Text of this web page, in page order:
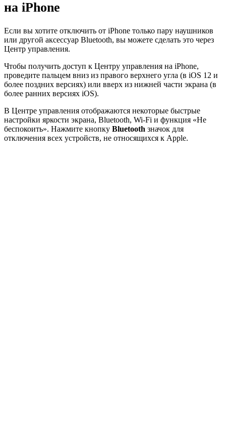
на iPhone
Если вы хотите отключить от iPhone только пару наушников
или другой аксессуар Bluetooth, вы можете сделать это через
Центр управления.
Чтобы получить доступ к Центру управления на iPhone,
проведите пальцем вниз из правого верхнего угла (в iOS 12 и
более поздних версиях) или вверх из нижней части экрана (в
более ранних версиях iOS).
В Центре управления отображаются некоторые быстрые
настройки яркости экрана, Bluetooth, Wi-Fi и функция «Не
беспокоить». Нажмите кнопку Bluetooth значок для
отключения всех устройств, не относящихся к Apple.